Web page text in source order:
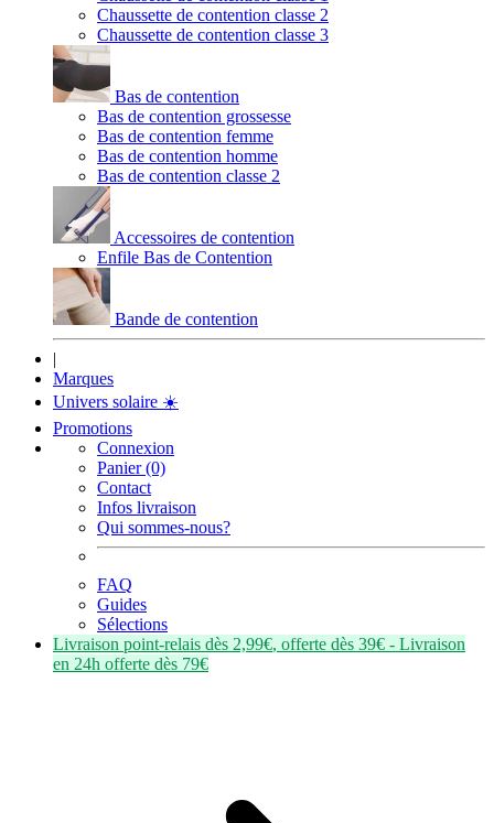
Chaussette de contention classe 2
Chaussette de contention classe 3
Bas de contention
Bas de contention grossesse
Bas de contention femme
Bas de contention homme
Bas de contention classe 2
Accessoires de contention
Enfile Bas de Contention
Bande de contention
|
Marques
Univers solaire ☀️
Promotions
Connexion
Panier (0)
Contact
Infos livraison
Qui sommes-nous?
FAQ
Guides
Sélections
Livraison point-relais dès 2,99€, offerte dès 39€ - Livraison
en 24h offerte dès 79€